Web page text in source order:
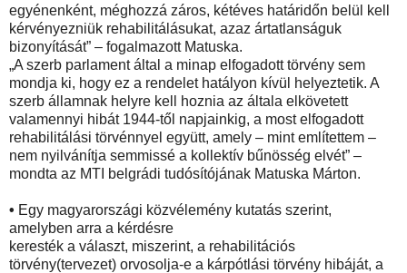
egyénenként, méghozzá záros, kétéves határidőn belül kell
kérvényezniük rehabilitálásukat, azaz ártatlanságuk
bizonyítását” – fogalmazott Matuska.
„A szerb parlament által a minap elfogadott törvény sem
mondja ki, hogy ez a rendelet hatályon kívül helyeztetik. A
szerb államnak helyre kell hoznia az általa elkövetett
valamennyi hibát 1944-től napjainkig, a most elfogadott
rehabilitálási törvénnyel együtt, amely – mint említettem –
nem nyilvánítja semmissé a kollektív bűnösség elvét” –
mondta az MTI belgrádi tudósítójának Matuska Márton.
• Egy magyarországi közvélemény kutatás szerint,
amelyben arra a kérdésre
keresték a választ, miszerint, a rehabilitációs
törvény(tervezet) orvosolja-e a kárpótlási törvény hibáját, a